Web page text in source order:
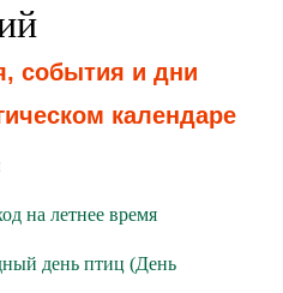
события и дни
календаре
на летнее время
день птиц (День